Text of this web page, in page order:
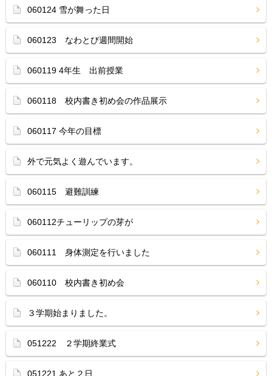
060124 雪が舞った日
060123 なわとび週間開始
060119 4年生 出前授業
060118 校内書き初め会の作品展示
060117 今年の目標
外で元気よく遊んでいます。
060115 避難訓練
060112チューリップの芽が
060111 身体測定を行いました
060110 校内書き初め会
３学期始まりました。
051222 ２学期終業式
051221 あと２日